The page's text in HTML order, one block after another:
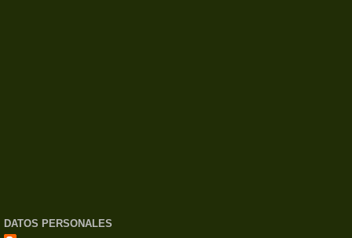
DATOS PERSONALES